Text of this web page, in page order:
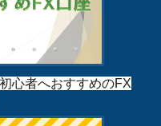
心者へおすすめのFX